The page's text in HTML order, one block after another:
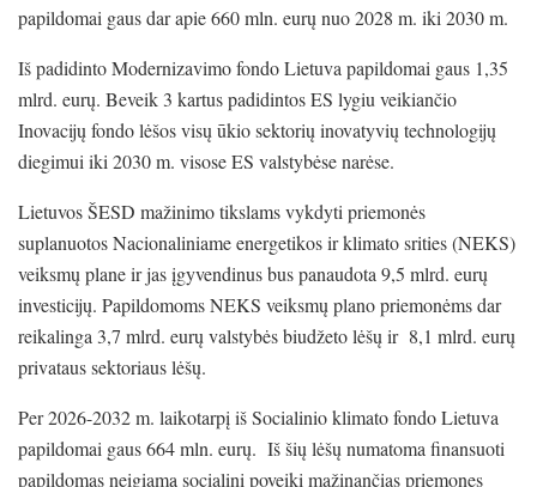
papildomai gaus dar apie 660 mln. eurų nuo 2028 m. iki 2030 m.
Iš padidinto Modernizavimo fondo Lietuva papildomai gaus 1,35
mlrd. eurų. Beveik 3 kartus padidintos ES lygiu veikiančio
Inovacijų fondo lėšos visų ūkio sektorių inovatyvių technologijų
diegimui iki 2030 m. visose ES valstybėse narėse.
Lietuvos ŠESD mažinimo tikslams vykdyti priemonės
suplanuotos Nacionaliniame energetikos ir klimato srities (NEKS)
veiksmų plane ir jas įgyvendinus bus panaudota 9,5 mlrd. eurų
investicijų. Papildomoms NEKS veiksmų plano priemonėms dar
reikalinga 3,7 mlrd. eurų valstybės biudžeto lėšų ir 8,1 mlrd. eurų
privataus sektoriaus lėšų.
Per 2026-2032 m. laikotarpį iš Socialinio klimato fondo Lietuva
papildomai gaus 664 mln. eurų. Iš šių lėšų numatoma finansuoti
papildomas neigiamą socialinį poveikį mažinančias priemones